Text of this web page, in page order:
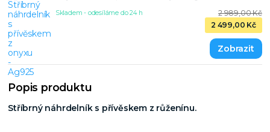
2 989,00 Kč
2 499,00 Kč
Skladem - odesíláme do 24 h
Popis produktu
Stříbrný náhrdelník s přívěskem z růženínu.